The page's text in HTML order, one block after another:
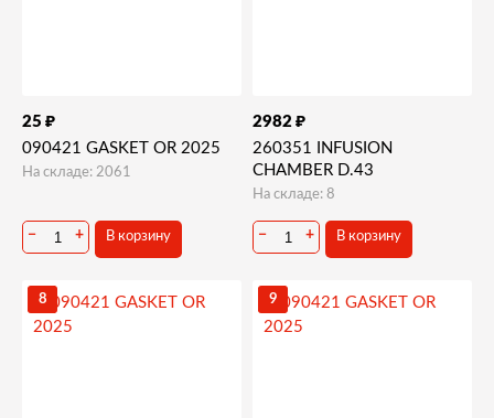
25 ₽
090421 GASKET OR 2025
На складе: 2061
− + В корзину
2982 ₽
260351 INFUSION
CHAMBER D.43
На складе: 8
− + В корзину
8 9